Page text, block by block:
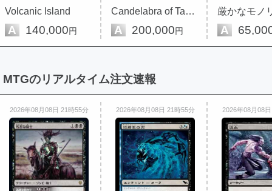
Volcanic Island
A 140,000円
Candelabra of Tawnos
A 200,000円
厳かなモノ
A
MTGのリアルタイム注文速報
2026年08月08日 21時55分 2026年08月08日 21時55分 2026年08月08